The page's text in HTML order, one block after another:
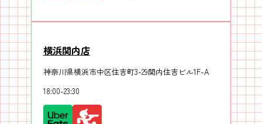
横浜関内店
神奈川県横浜市中区住吉町3-29関内住吉ビル1F-A
18:00-23:30